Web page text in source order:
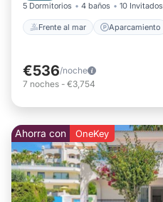
5 Dormitorios 4 baños 10 Invitados
Frente al mar Aparcamiento
€536/noche
7 noches - €3,754
Ahorra con OneKey